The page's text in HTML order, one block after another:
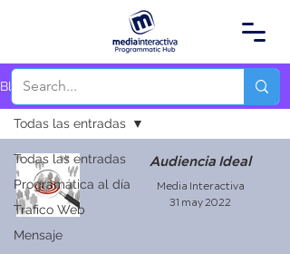
Blog
Todas las entradas
Programática al día
Trafico Web
Mensaje
Todas las entradas
Audiencia Ideal
Media Interactiva
31 may 2022